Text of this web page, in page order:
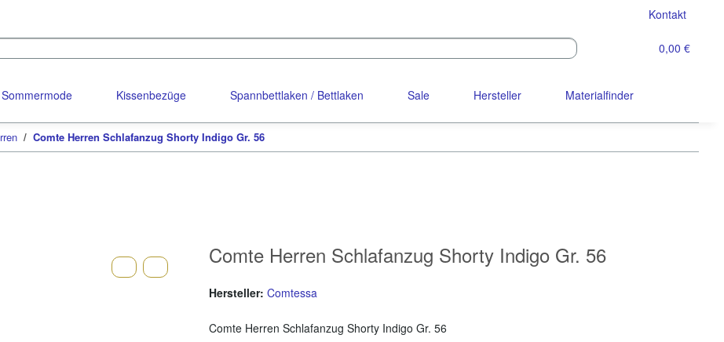
Kontakt
0,00 €
Kissenbezüge Spannbettlaken / Bettlaken Sale Hersteller Materialfinder
Comte Herren Schlafanzug Shorty Indigo Gr. 56
Comte Herren Schlafanzug Shorty Indigo Gr. 56
Hersteller: Comtessa
Comte Herren Schlafanzug Shorty Indigo Gr. 56